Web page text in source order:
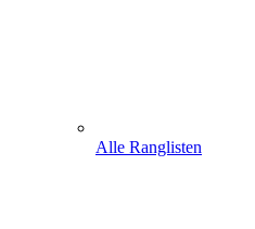
Alle Ranglisten